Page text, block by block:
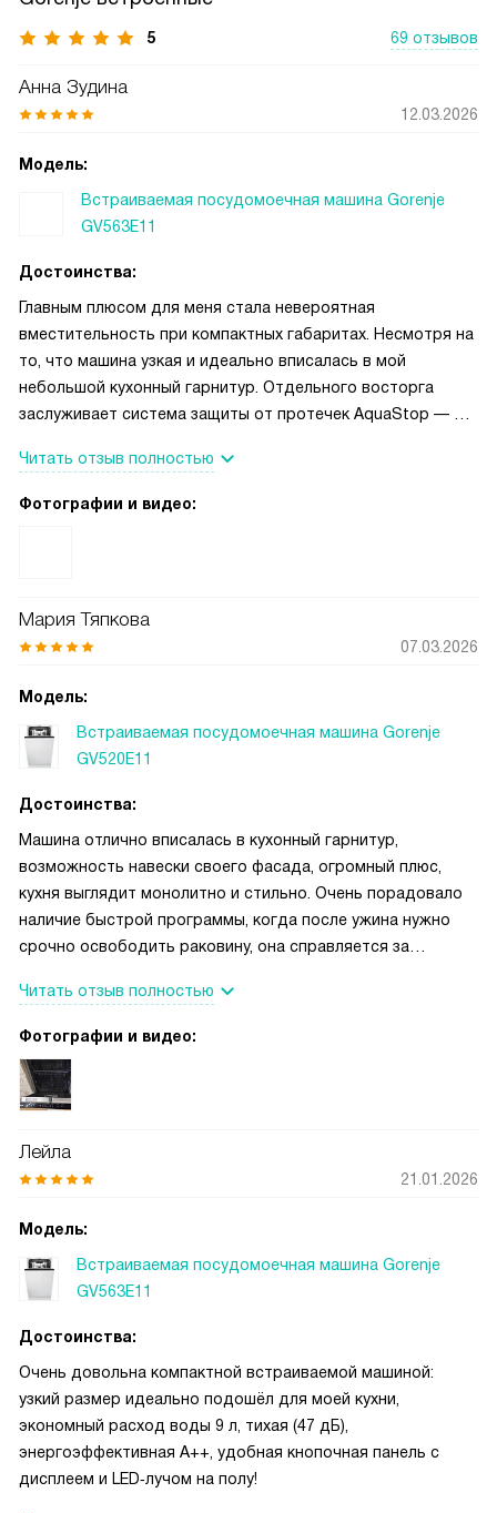
5 69 отзывов
Анна Зудина
12.03.2026
Модель:
Встраиваемая посудомоечная машина Gorenje
GV563E11
Достоинства:
Главным плюсом для меня стала невероятная
вместительность при компактных габаритах. Несмотря на
то, что машина узкая и идеально вписалась в мой
небольшой кухонный гарнитур. Отдельного восторга
заслуживает система защиты от протечек AquaStop — с
ухожу из дома во время работы техники. Также
порадовала функция «Экстра Гигиена», которая позволяет
Читать отзыв полностью
Фотографии и видео:
Мария Тяпкова
07.03.2026
Модель:
Встраиваемая посудомоечная машина Gorenje
GV520E11
Достоинства:
Машина отлично вписалась в кухонный гарнитур,
возможность навески своего фасада, огромный плюс,
кухня выглядит монолитно и стильно. Очень порадовало
наличие быстрой программы, когда после ужина нужно
срочно освободить раковину, она справляется за
для ежедневной мойки, он экономит воду и
электричество, а результат при этом отличный.
Читать отзыв полностью
Фотографии и видео:
Лейла
21.01.2026
Модель:
Встраиваемая посудомоечная машина Gorenje
GV563E11
Достоинства:
Очень довольна компактной встраиваемой машиной:
узкий размер идеально подошёл для моей кухни,
экономный расход воды 9 л, тихая (47 дБ),
энергоэффективная A++, удобная кнопочная панель с
дисплеем и LED‑лучом на полу!